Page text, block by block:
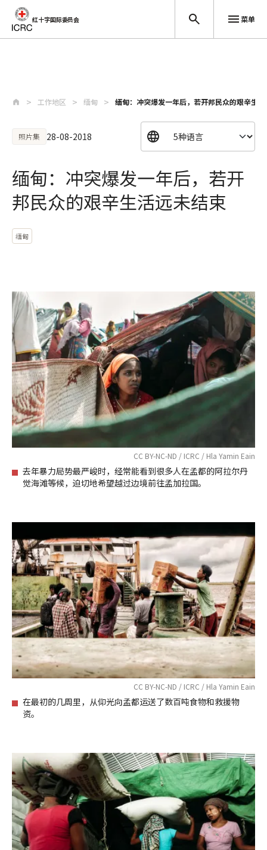
红十字国际委员会 菜单
工作地区 缅甸 缅甸：冲突爆发一年后，若开邦民众的艰辛生
照片集 28-08-2018
缅甸：冲突爆发一年后，若开
邦民众的艰辛生活远未结束
缅甸
CC BY-NC-ND / ICRC / Hla Yamin Eain
去年暴力局势最严峻时，经常能看到很多人在孟都的阿拉尔丹
觉海滩等候，迫切地希望越过边境前往孟加拉国。
CC BY-NC-ND / ICRC / Hla Yamin Eain
在最初的几周里，从仰光向孟都运送了数百吨食物和救援物
资。